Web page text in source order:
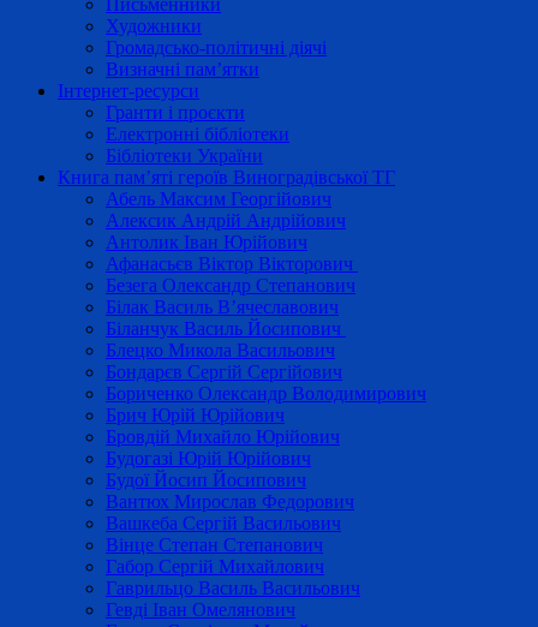
Письменники
Художники
Громадсько-політичні діячі
Визначні пам’ятки
Інтернет-ресурси
Гранти і проєкти
Електронні бібліотеки
Бібліотеки України
Книга пам’яті героїв Виноградівської ТГ
Абель Максим Георгійович
Алексик Андрій Андрійович
Антолик Іван Юрійович
Афанасьєв Віктор Вікторович
Безега Олександр Степанович
Білак Василь В’ячеславович
Біланчук Василь Йосипович
Блецко Микола Васильович
Бондарєв Сергій Сергійович
Бориченко Олександр Володимирович
Брич Юрій Юрійович
Бровдій Михайло Юрійович
Будогазі Юрій Юрійович
Будої Йосип Йосипович
Вантюх Мирослав Федорович
Вашкеба Сергій Васильович
Вінце Степан Степанович
Габор Сергій Михайлович
Гаврильцо Василь Васильович
Гевді Іван Омелянович